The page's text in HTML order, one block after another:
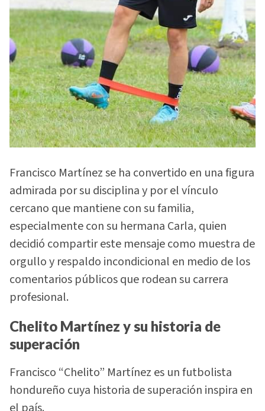
Francisco Martínez se ha convertido en una figura
admirada por su disciplina y por el vínculo
cercano que mantiene con su familia,
especialmente con su hermana Carla, quien
decidió compartir este mensaje como muestra de
orgullo y respaldo incondicional en medio de los
comentarios públicos que rodean su carrera
profesional.
Chelito Martínez y su historia de
superación
Francisco “Chelito” Martínez es un futbolista
hondureño cuya historia de superación inspira en